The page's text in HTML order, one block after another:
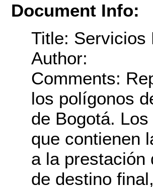
Document Info:
Title: Servicios
Author:
Comments:
los polígonos
de Bogotá.
que contienen
a la prestación
de destino